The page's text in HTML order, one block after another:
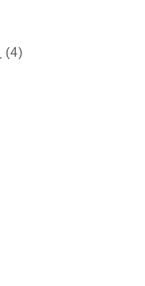
(4)